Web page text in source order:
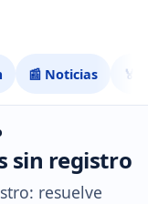
📰 Noticias 🏅
sin registro
resuelve